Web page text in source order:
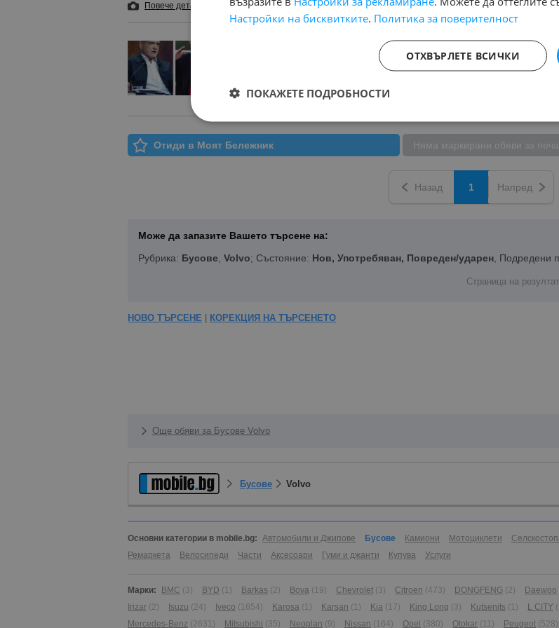
Повече детайли и 13 снимки Добави в бележника
Кой иска вечна война в Близкия изток?
Отиди в Моят Бележник Няма маркирани обяви за
Назад 1 Напред
Може да запазите Вашето търсене на:
Рубрика: Бусове, Volvo; Състояние: Нов, Употребяван, Повреден/ударен, Подредени
Страница на
НОВО ТЪРСЕНЕ КОРЕКЦИЯ НА ТЪРСЕНЕТО
Още обяви за Бусове Volvo
Бусове Volvo
Основни категории в mobile.bg: Автомобили и Джипове Бусове Камиони Мотоциклети
Ремаркета
Велосипеди Части Аксесоари Гуми и джанти Купува Услуги
Марки: BMC (3) BYD (1) Barkas (2) Bova (19) Chevrolet (3) Citroen (473) DONGFENG (2) Daewoo
Irizar (2) Isuzu (24) Iveco (1654) Karosa (1) Karsan (1) Kia (17) King Long (3) Kutsenits (1) L CITY
Mercedes-Benz (2631) Mitsubishi (35) Neoplan (9) Nissan (164) Opel (380) Otokar (11) Peugeot (528)
Настройки на бисквитките. Политика за поверителност
ОТХВЪРЛЕТЕ ВСИЧКИ
ПОКАЖЕТЕ ПОДРОБНОСТИ